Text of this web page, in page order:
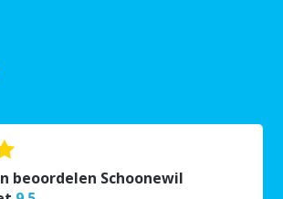
beoordelen Schoonewil